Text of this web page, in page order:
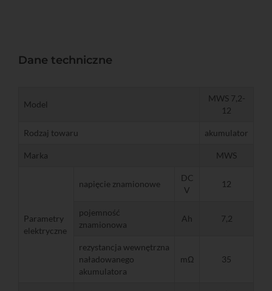
Dane techniczne
Model
MWS 7,2-
12
Rodzaj towaru akumulator
Marka MWS
Parametry
elektryczne
napięcie znamionowe
DC
V
12
pojemność
znamionowa
Ah 7,2
rezystancja wewnętrzna
naładowanego
akumulatora
mΩ 35